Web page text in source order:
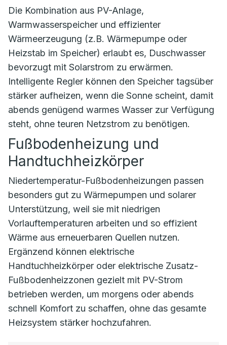
Die Kombination aus PV-Anlage,
Warmwasserspeicher und effizienter
Wärmeerzeugung (z.B. Wärmepumpe oder
Heizstab im Speicher) erlaubt es, Duschwasser
bevorzugt mit Solarstrom zu erwärmen.
Intelligente Regler können den Speicher tagsüber
stärker aufheizen, wenn die Sonne scheint, damit
abends genügend warmes Wasser zur Verfügung
steht, ohne teuren Netzstrom zu benötigen.
Fußbodenheizung und
Handtuchheizkörper
Niedertemperatur-Fußbodenheizungen passen
besonders gut zu Wärmepumpen und solarer
Unterstützung, weil sie mit niedrigen
Vorlauftemperaturen arbeiten und so effizient
Wärme aus erneuerbaren Quellen nutzen.
Ergänzend können elektrische
Handtuchheizkörper oder elektrische Zusatz-
Fußbodenheizzonen gezielt mit PV-Strom
betrieben werden, um morgens oder abends
schnell Komfort zu schaffen, ohne das gesamte
Heizsystem stärker hochzufahren.